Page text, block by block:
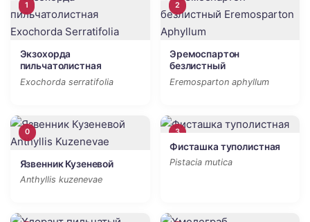
1
Экзохорда
пильчатолистная
Exochorda serratifolia
2
Эремоспартон
безлистный
Eremosparton aphyllum
0
Язвенник Кузеневой
Anthyllis kuzenevae
3
Фисташка туполистная
Pistacia mutica